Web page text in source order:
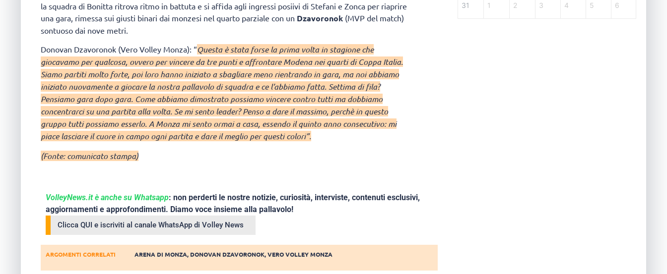
la squadra di Bonitta ritrova ritmo in battuta e si affida agli ingressi posiivi di Stefani e Zonca per riaprire
una gara, rimessa sui giusti binari dai monzesi nel quarto parziale con un Dzavoronok (MVP del match)
sontuoso dai nove metri.
Donovan Dzavoronok (Vero Volley Monza): “Questa è stata forse la prima volta in stagione che
giocavamo per qualcosa, ovvero per vincere da tre punti e affrontare Modena nei quarti di Coppa Italia.
Siamo partiti molto forte, poi loro hanno iniziato a sbagliare meno rientrando in gara, ma noi abbiamo
iniziato nuovamente a giocare la nostra pallavolo di squadra e ce l’abbiamo fatta. Settima di fila?
Pensiamo gara dopo gara. Come abbiamo dimostrato possiamo vincere contro tutti ma dobbiamo
concentrarci su una partita alla volta. Se mi sento leader? Penso a dare il massimo, perchè in questo
gruppo tutti possiamo esserlo. A Monza mi sento ormai a casa, essendo il quinto anno consecutivo: mi
piace lasciare il cuore in campo ogni partita e dare il meglio per questi colori”.
(Fonte: comunicato stampa)
VolleyNews.it è anche su Whatsapp: non perderti le nostre notizie, curiosità, interviste, contenuti esclusivi,
aggiornamenti e approfondimenti. Diamo voce insieme alla pallavolo!
Clicca QUI e iscriviti al canale WhatsApp di Volley News
ARGOMENTI CORRELATI ARENA DI MONZA, DONOVAN DZAVORONOK,VERO VOLLEY MONZA
31 1 2 3 4 5 6